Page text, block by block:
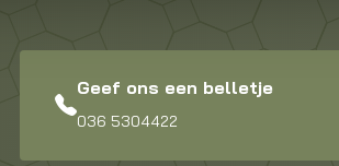
Geef ons een belletje
036 5304422